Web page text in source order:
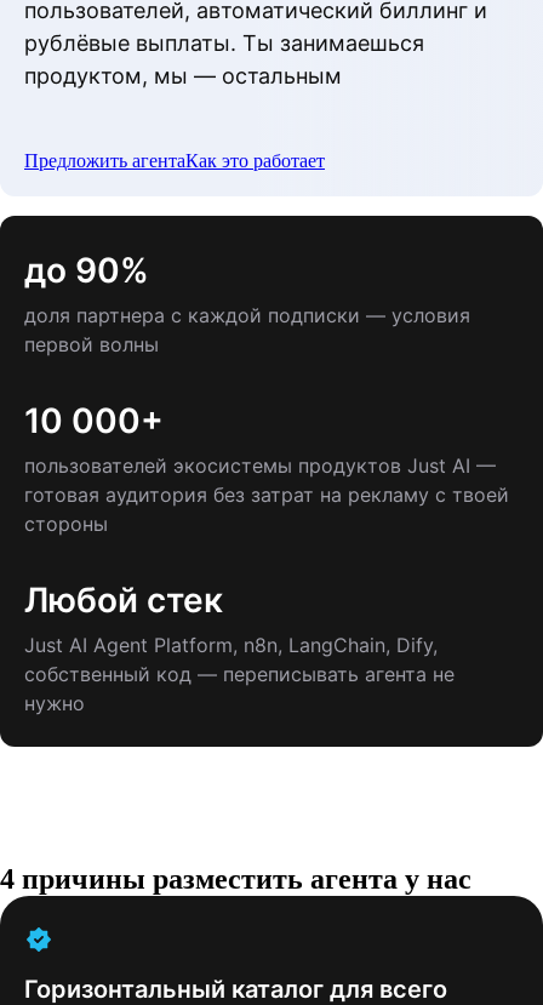
пользователей, автоматический биллинг и
рублёвые выплаты. Ты занимаешься
продуктом, мы — остальным
Предложить агентаКак это работает
до 90%
доля партнера с каждой подписки — условия
первой волны
10 000+
пользователей экосистемы продуктов Just AI —
готовая аудитория без затрат на рекламу с твоей
стороны
Любой стек
Just AI Agent Platform, n8n, LangChain, Dify,
собственный код — переписывать агента не
нужно
4 причины разместить агента у нас
Горизонтальный каталог для всего